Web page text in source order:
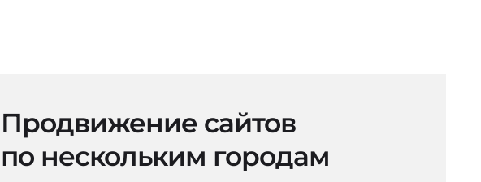
Продвижение сайтов
по нескольким городам